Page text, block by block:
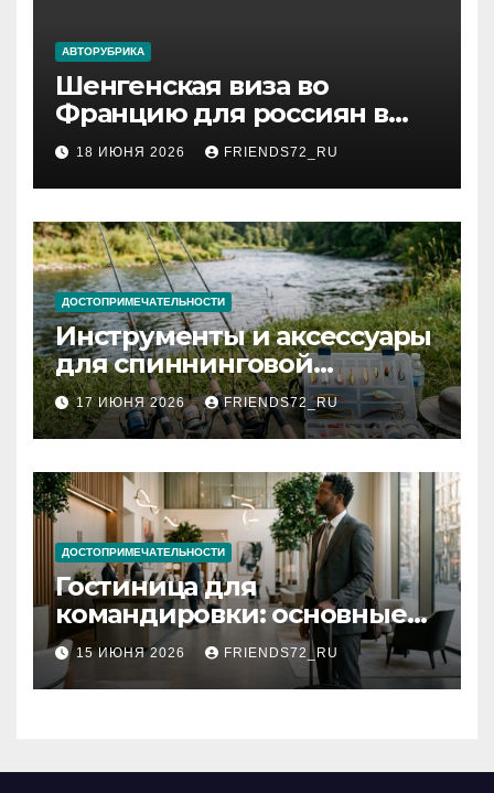
АВТОРУБРИКА
Шенгенская виза во
Францию для россиян в
2026 году: сроки от 3 дней
и список необходимых
документов
18 ИЮНЯ 2026 FRIENDS72_RU
ДОСТОПРИМЕЧАТЕЛЬНОСТИ
Инструменты и аксессуары
для спиннинговой
рыбалки: назначение и
типы
17 ИЮНЯ 2026 FRIENDS72_RU
ДОСТОПРИМЕЧАТЕЛЬНОСТИ
Гостиница для
командировки: основные
критерии выбора
15 ИЮНЯ 2026 FRIENDS72_RU